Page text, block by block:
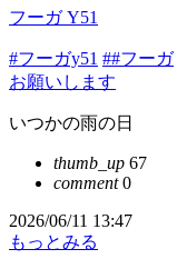
フーガ Y51
#フーガy51 ##フーガ
お願いします
いつかの雨の日
thumb_up 67
comment0
2026/06/11 13:47
もっとみる